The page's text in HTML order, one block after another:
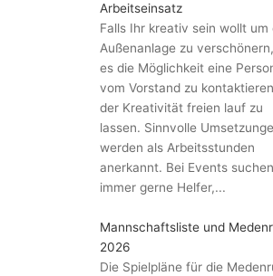
Arbeitseinsatz
Falls Ihr kreativ sein wollt um
Außenanlage zu
es die Möglichkeit eine
vom Vorstand zu
der Kreativität freien lauf zu
lassen. Sinnvolle
werden als Arbeitsstunden
anerkannt. Bei Events
immer gerne Helfer,...
Mannschaftsliste und
2026
Die Spielpläne für die